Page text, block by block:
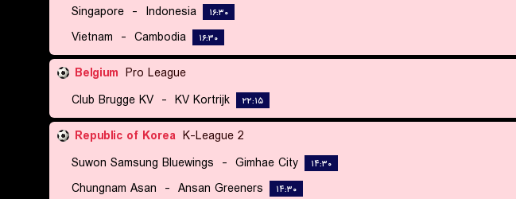
Singapore - Indonesia ۱۶:۳۰
Vietnam - Cambodia ۱۶:۳۰
Belgium Pro League
Club Brugge KV - KV Kortrijk ۲۲:۱۵
Republic of Korea K-League 2
Suwon Samsung Bluewings - Gimhae City ۱۴:۳۰
Chungnam Asan - Ansan Greeners ۱۴:۳۰